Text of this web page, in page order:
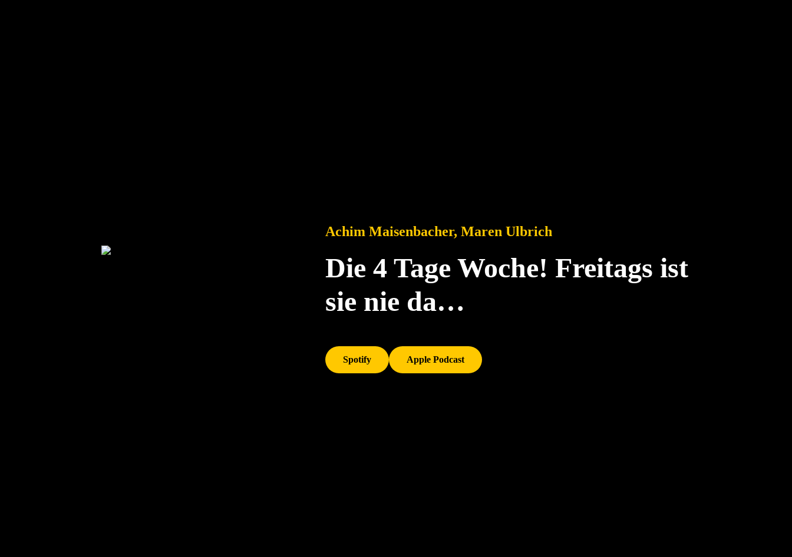
Achim Maisenbacher, Maren Ulbrich
Die 4 Tage Woche! Freitags ist
sie nie da…
Spotify Apple Podcast